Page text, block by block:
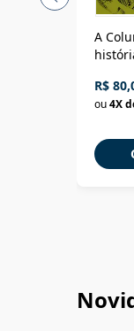
A
R$
ou4X